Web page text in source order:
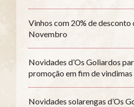
Vinhos com 20% de desconto
Novembro
Novidades d’Os Goliardos
promoção em fim de vindimas
Novidades solarengas d’Os